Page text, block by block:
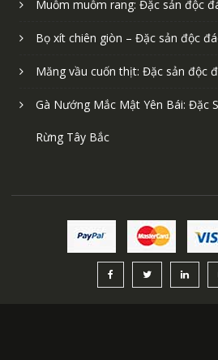
Muỗm muỗm rang: Đặc sản độc
Bọ xít chiên giòn – Đặc sản độc
Măng vầu cuốn thịt: Đặc sản độc
Gà Nướng Mắc Mật Yên Bái: Đặc
Rừng Tây Bắc